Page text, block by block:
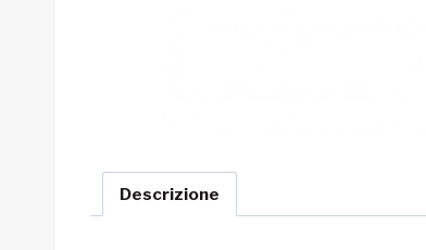
Descrizione